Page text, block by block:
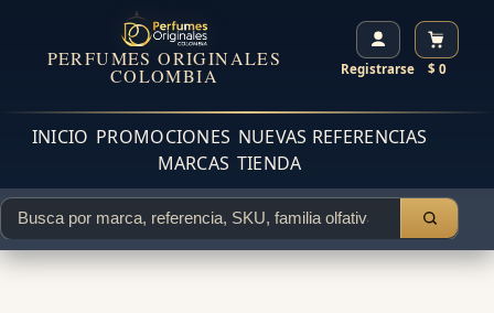
PERFUMES ORIGINALES
COLOMBIA Registrarse $ 0
INICIO PROMOCIONES NUEVAS REFERENCIAS
MARCAS TIENDA